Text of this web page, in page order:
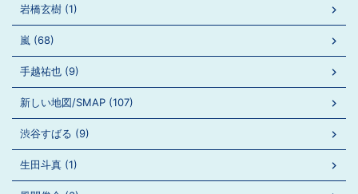
岩橋玄樹 (1)
嵐 (68)
手越祐也 (9)
新しい地図/SMAP (107)
渋谷すばる (9)
生田斗真 (1)